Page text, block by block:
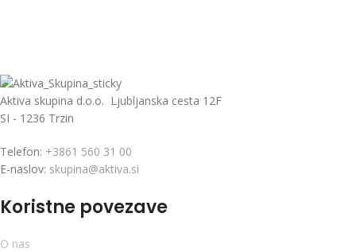
Aktiva skupina d.o.o. Ljubljanska cesta 12F
SI - 1236 Trzin
Telefon: +3861 560 31 00
E-naslov: skupina@aktiva.si
Koristne povezave
O nas